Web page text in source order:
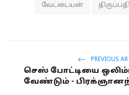
வேட்டையன்
PREVIOUS
செஸ் போட்டியை
வேண்டும் -